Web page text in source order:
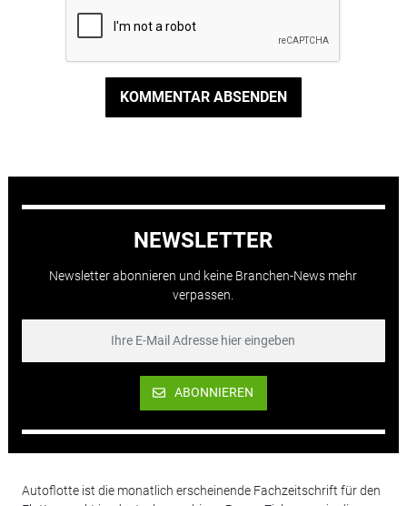
KOMMENTAR ABSENDEN
NEWSLETTER
Newsletter abonnieren und keine Branchen-News mehr
verpassen.
ABONNIEREN
Autoflotte ist die monatlich erscheinende Fachzeitschrift für den